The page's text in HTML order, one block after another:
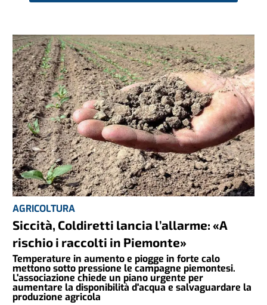
AGRICOLTURA
Siccità, Coldiretti lancia l’allarme: «A
rischio i raccolti in Piemonte»
Temperature in aumento e piogge in forte calo
mettono sotto pressione le campagne piemontesi.
L'associazione chiede un piano urgente per
aumentare la disponibilità d'acqua e salvaguardare la
produzione agricola